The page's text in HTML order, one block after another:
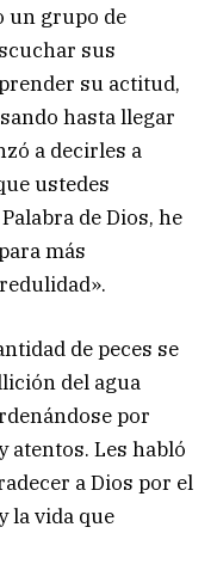
un grupo de
sus
su actitud,
hasta llegar
a decirles a
ustedes
de Dios, he
más
de peces se
del agua
por
atentos. Les habló
a Dios por el
la vida que